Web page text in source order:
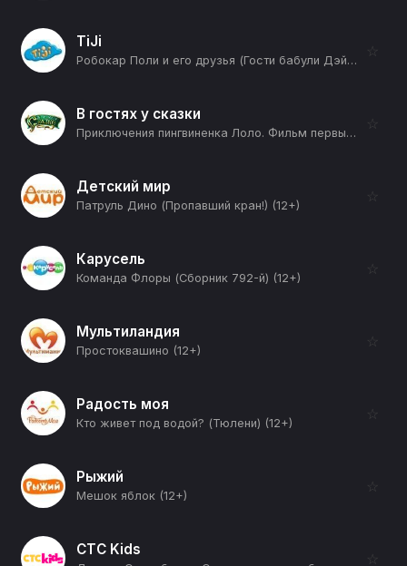
TiJi
Робокар Поли и его друзья (Гости бабули Дэйзи) (12+)
☆
В гостях у сказки
Приключения пингвиненка Лоло. Фильм первый (12+)
☆
Детский мир
Патруль Дино (Пропавший кран!) (12+)
☆
Карусель
Команда Флоры (Сборник 792-й) (12+)
☆
Мультиландия
Простоквашино (12+)
☆
Радость моя
Кто живет под водой? (Тюлени) (12+)
☆
Рыжий
Мешок яблок (12+)
☆
СТС Kids ☆